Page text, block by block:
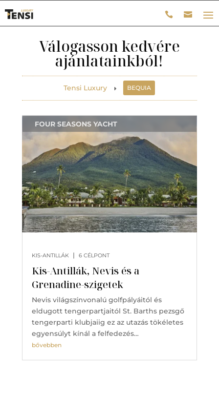
Válogasson kedvére
ajánlatainkból!
Tensi Luxury E BEQUIA
Kis-Antillák, Nevis és a
Grenadine-szigetek
KIS-ANTILLÁK | 6 CÉLPONT
FOUR SEASONS YACHT
Nevis világszínvonalú golfpályáitól és
eldugott tengerpartjaitól St. Barths pezsgő
tengerparti klubjaiig ez az utazás tökéletes
egyensúlyt kínál a felfedezés…
bővebben